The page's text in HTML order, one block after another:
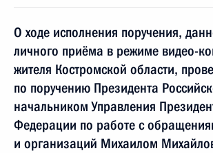
О ходе исполнения поручения,
личного приёма в режиме видео-
жителя Костромской области,
по поручению Президента
начальником Управления
Федерации по работе с
и организаций Михаилом